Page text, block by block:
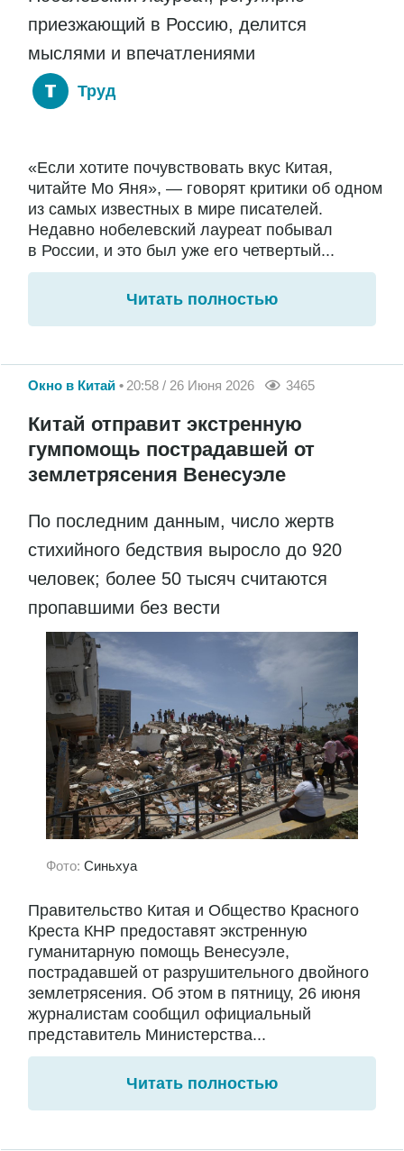
приезжающий в Россию, делится
мыслями и впечатлениями
Труд
«Если хотите почувствовать вкус Китая,
читайте Мо Яня», — говорят критики об одном
из самых известных в мире писателей.
Недавно нобелевский лауреат побывал
в России, и это был уже его четвертый...
Читать полностью
Окно в Китай 20:58 / 26 Июня 2026 3465
Китай отправит экстренную
гумпомощь пострадавшей от
землетрясения Венесуэле
По последним данным, число жертв
стихийного бедствия выросло до 920
человек; более 50 тысяч считаются
пропавшими без вести
Фото: Синьхуа
Правительство Китая и Общество Красного
Креста КНР предоставят экстренную
гуманитарную помощь Венесуэле,
пострадавшей от разрушительного двойного
землетрясения. Об этом в пятницу, 26 июня
журналистам сообщил официальный
представитель Министерства...
Читать полностью